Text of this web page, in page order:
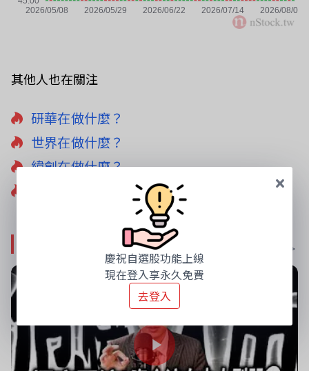
其他人也在關注
研華在做什麼？
世界在做什麼？
緯創在做什麼？
更多影音 >
慶祝自選股功能上線
現在登入享永久免費
去登入